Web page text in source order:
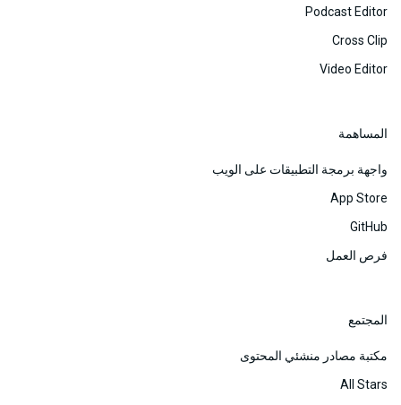
Podcast Editor
‎Cross Clip‏
Video Editor
المساهمة
واجهة برمجة التطبيقات على الويب
App Store
‎GitHub‏
فرص العمل
المجتمع
مكتبة مصادر منشئي المحتوى
All Stars